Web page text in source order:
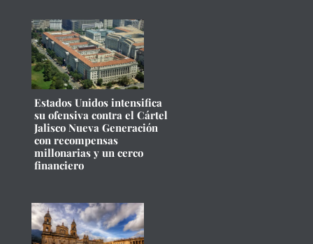
Estados Unidos intensifica
su ofensiva contra el Cártel
Jalisco Nueva Generación
con recompensas
millonarias y un cerco
financiero